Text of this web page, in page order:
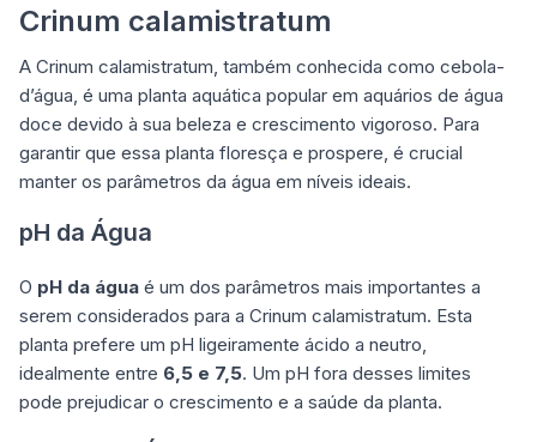
Crinum calamistratum
A Crinum calamistratum, também conhecida como cebola-
d’água, é uma planta aquática popular em aquários de água
doce devido à sua beleza e crescimento vigoroso. Para
garantir que essa planta floresça e prospere, é crucial
manter os parâmetros da água em níveis ideais.
pH da Água
O pH da água é um dos parâmetros mais importantes a
serem considerados para a Crinum calamistratum. Esta
planta prefere um pH ligeiramente ácido a neutro,
idealmente entre 6,5 e 7,5. Um pH fora desses limites
pode prejudicar o crescimento e a saúde da planta.